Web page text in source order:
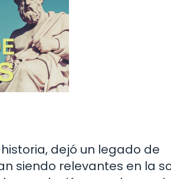
dejó un legado de
siendo relevantes en la